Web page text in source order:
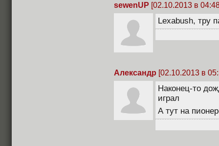
sewenUP [02.10.2013 в
Lexabush, тру
Александр [02.10.2013 в
Наконец-то
играл
А тут на